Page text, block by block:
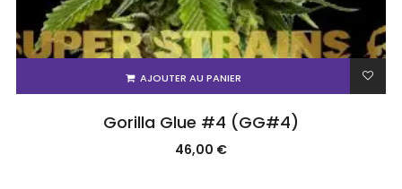
AJOUTER AU PANIER
Gorilla Glue #4 (GG#4)
46,00 €